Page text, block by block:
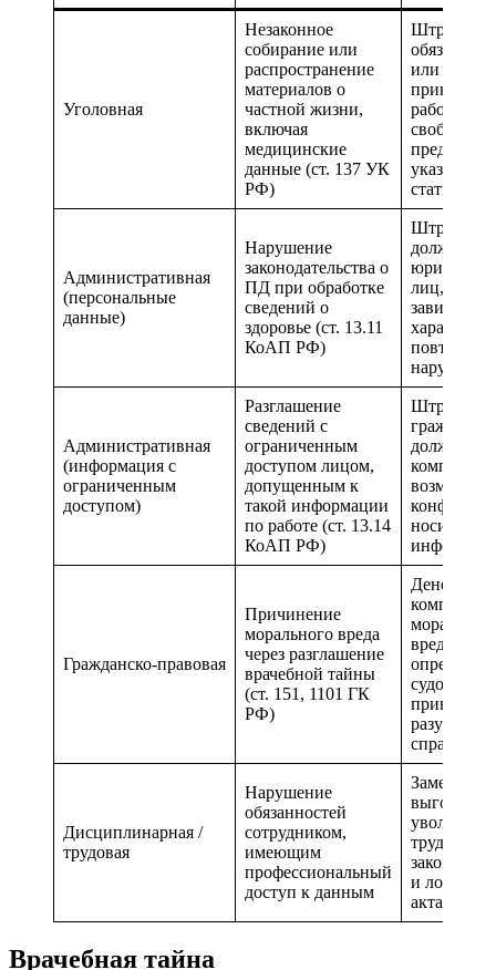
Уголовная
Незаконное
собирание или
распространение
материалов о
частной жизни,
включая
медицинские
данные (ст. 137 УК
РФ)
Штрафы,
или
работы,
свободы в
пределах,
указанных
статье
Административная
(персональные
данные)
Нарушение
законодательства о
ПД при обработке
сведений о
здоровье (ст. 13.11
КоАП РФ)
Штрафы
лиц,
зависят от
характера
нарушения
Административная
(информация с
ограниченным
доступом)
Разглашение
сведений с
ограниченным
доступом лицом,
допущенным к
такой информации
по работе (ст. 13.14
КоАП РФ)
Штрафы
граждан,
компаний,
возможна
носителей
Гражданско‑правовая
Причинение
морального вреда
через разглашение
врачебной тайны
(ст. 151, 1101 ГК
РФ)
Денежная
вреда,
судом с
принципов
Дисциплинарная /
трудовая
Нарушение
обязанностей
сотрудником,
имеющим
профессиональный
доступ к данным
Замечание,
выговор,
трудовому
и
актам
Врачебная тайна